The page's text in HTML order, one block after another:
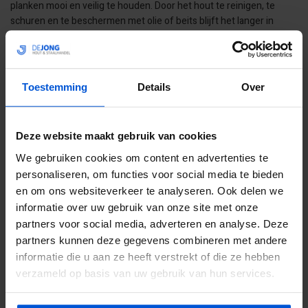
Toestemming Details Over
Deze website maakt gebruik van cookies
We gebruiken cookies om content en advertenties te
personaliseren, om functies voor social media te bieden
en om ons websiteverkeer te analyseren. Ook delen we
informatie over uw gebruik van onze site met onze
partners voor social media, adverteren en analyse. Deze
partners kunnen deze gegevens combineren met andere
informatie die u aan ze heeft verstrekt of die ze hebben
verzameld op basis van uw gebruik van hun services.
planken mooi en veilig te houden. Door het hout te reinigen, te
schuren en te beschermen met olie of beits blijft het langer in
gladheid en geniet je jarenlang van een verzorgd terras.
VEELGESTELDE VRAGEN
maar extra olie of beits zorgt ervoor dat de kleur langer behouden
blijft en het hout beter beschermd is.
Wat is beter: olie of beits?
legt een laag op het oppervlak en geeft meer bescherming tegen